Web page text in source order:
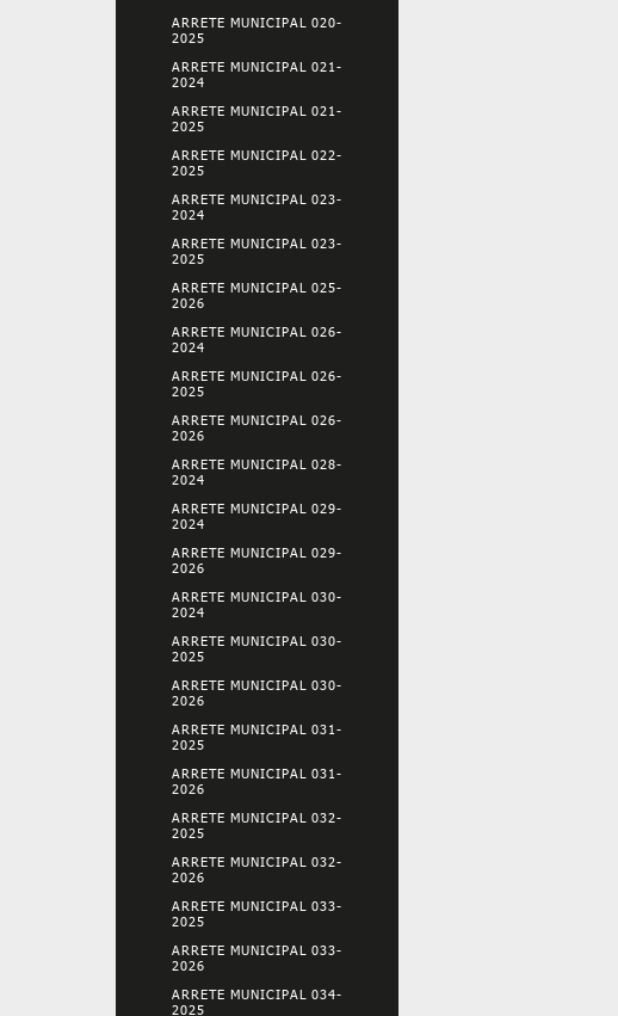
ARRETE MUNICIPAL 020-
2025
ARRETE MUNICIPAL 021-
2024
ARRETE MUNICIPAL 021-
2025
ARRETE MUNICIPAL 022-
2025
ARRETE MUNICIPAL 023-
2024
ARRETE MUNICIPAL 023-
2025
ARRETE MUNICIPAL 025-
2026
ARRETE MUNICIPAL 026-
2024
ARRETE MUNICIPAL 026-
2025
ARRETE MUNICIPAL 026-
2026
ARRETE MUNICIPAL 028-
2024
ARRETE MUNICIPAL 029-
2024
ARRETE MUNICIPAL 029-
2026
ARRETE MUNICIPAL 030-
2024
ARRETE MUNICIPAL 030-
2025
ARRETE MUNICIPAL 030-
2026
ARRETE MUNICIPAL 031-
2025
ARRETE MUNICIPAL 031-
2026
ARRETE MUNICIPAL 032-
2025
ARRETE MUNICIPAL 032-
2026
ARRETE MUNICIPAL 033-
2025
ARRETE MUNICIPAL 033-
2026
ARRETE MUNICIPAL 034-
2025